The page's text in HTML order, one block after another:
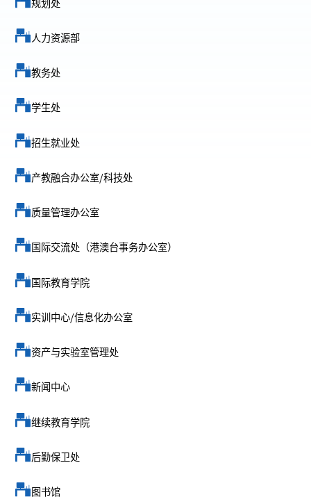
规划处
人力资源部
教务处
学生处
招生就业处
产教融合办公室/科技处
质量管理办公室
国际交流处（港澳台事务办公室）
国际教育学院
实训中心/信息化办公室
资产与实验室管理处
新闻中心
继续教育学院
后勤保卫处
图书馆